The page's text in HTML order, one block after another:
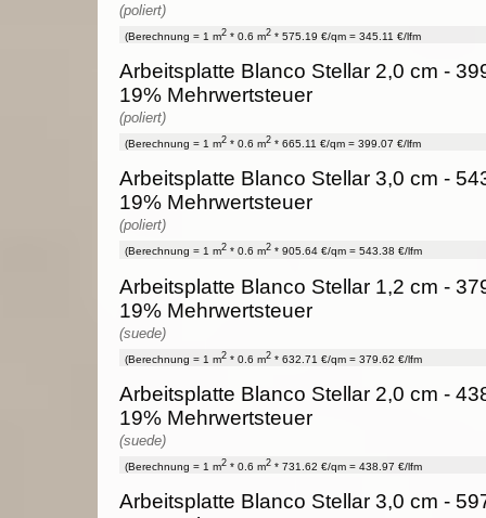
(poliert)
(Berechnung = 1 m2 * 0.6 m2 * 575.19 €/qm = 345.11 €/lfm
Arbeitsplatte Blanco Stellar 2,0 cm -
19% Mehrwertsteuer
(poliert)
(Berechnung = 1 m2 * 0.6 m2 * 665.11 €/qm = 399.07 €/lfm
Arbeitsplatte Blanco Stellar 3,0 cm -
19% Mehrwertsteuer
(poliert)
(Berechnung = 1 m2 * 0.6 m2 * 905.64 €/qm = 543.38 €/lfm
Arbeitsplatte Blanco Stellar 1,2 cm -
19% Mehrwertsteuer
(suede)
(Berechnung = 1 m2 * 0.6 m2 * 632.71 €/qm = 379.62 €/lfm
Arbeitsplatte Blanco Stellar 2,0 cm -
19% Mehrwertsteuer
(suede)
(Berechnung = 1 m2 * 0.6 m2 * 731.62 €/qm = 438.97 €/lfm
Arbeitsplatte Blanco Stellar 3,0 cm -